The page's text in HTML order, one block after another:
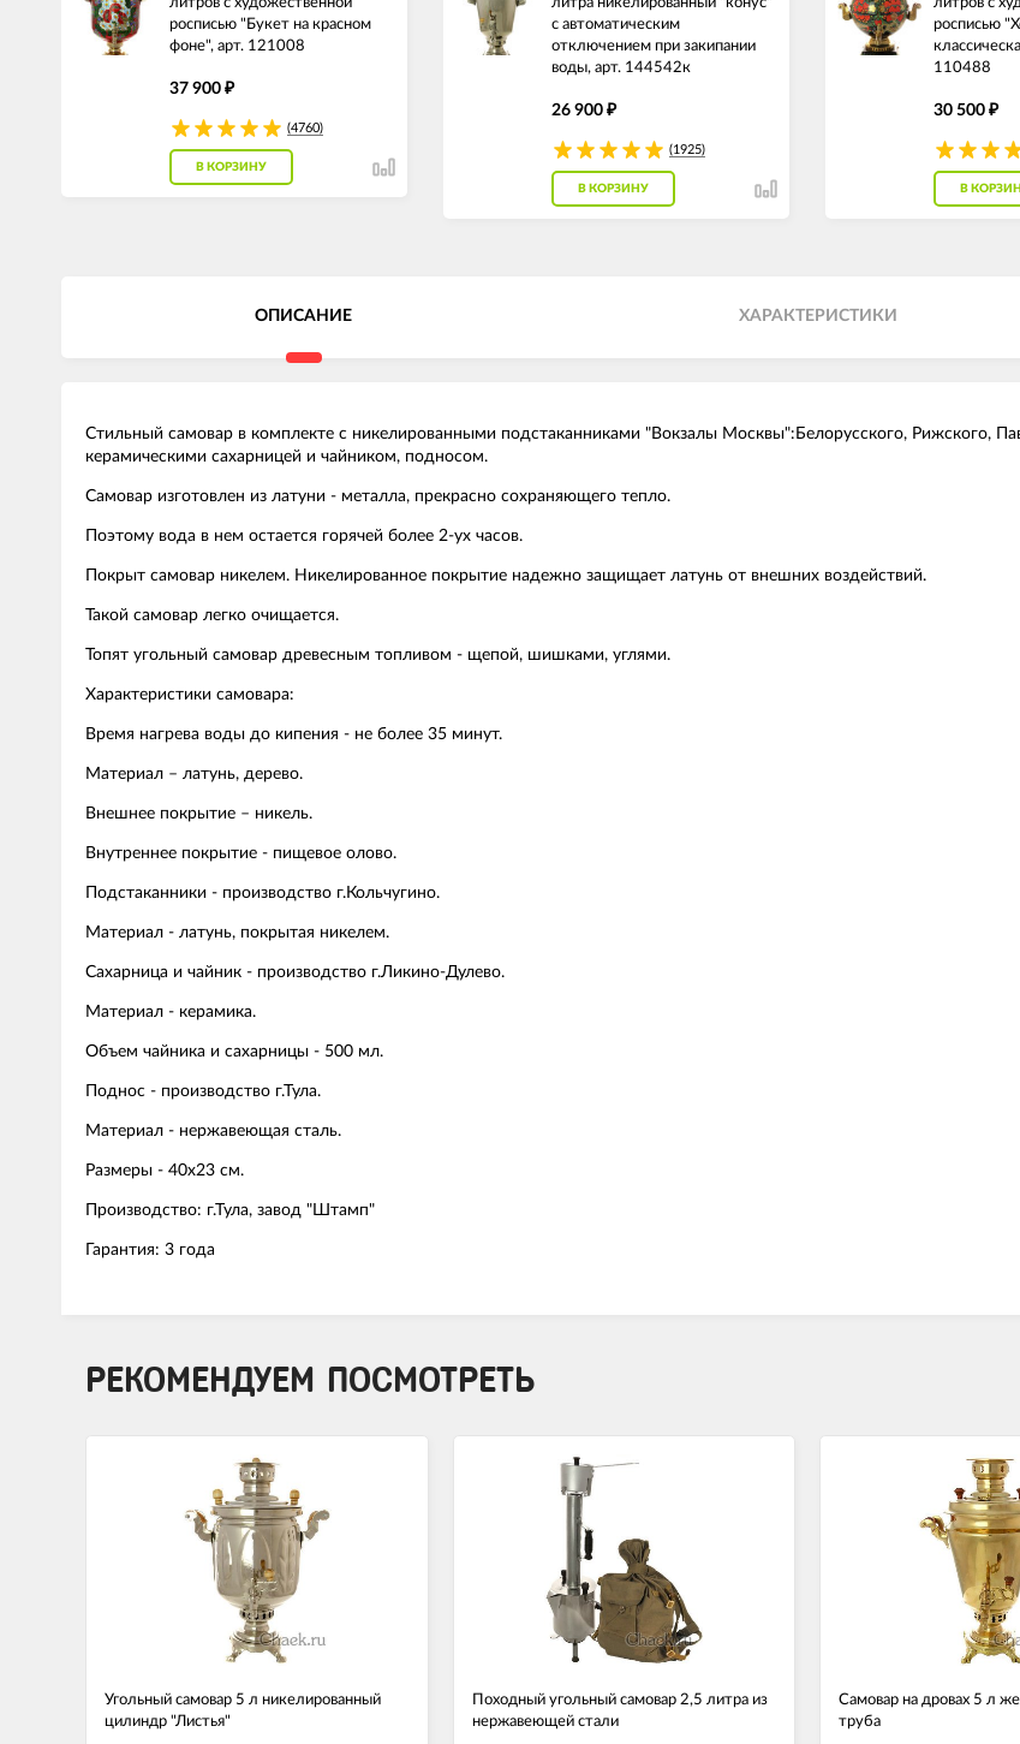
росписью "Букет на красном
фоне", арт. 121008
37 900 ₽
(4760)
В КОРЗИНУ
с автоматическим
отключением при закипании
воды, арт. 144542к
26 900 ₽
(1925)
В КОРЗИНУ
росписью
110488
30 500 ₽
В
ОПИСАНИЕ ХАРАКТЕРИСТИКИ
Стильный самовар в комплекте с никелированными подстаканниками "Вокзалы Москвы":Белорусского, Рижского,
керамическими сахарницей и чайником, подносом.
Самовар изготовлен из латуни - металла, прекрасно сохраняющего тепло.
Поэтому вода в нем остается горячей более 2-ух часов.
Покрыт самовар никелем. Никелированное покрытие надежно защищает латунь от внешних воздействий.
Такой самовар легко очищается.
Топят угольный самовар древесным топливом - щепой, шишками, углями.
Характеристики самовара:
Время нагрева воды до кипения - не более 35 минут.
Материал – латунь, дерево.
Внешнее покрытие – никель.
Внутреннее покрытие - пищевое олово.
Подстаканники - производство г.Кольчугино.
Материал - латунь, покрытая никелем.
Сахарница и чайник - производство г.Ликино-Дулево.
Материал - керамика.
Объем чайника и сахарницы - 500 мл.
Поднос - производство г.Тула.
Материал - нержавеющая сталь.
Размеры - 40х23 см.
Производство: г.Тула, завод "Штамп"
Гарантия: 3 года
РЕКОМЕНДУЕМ ПОСМОТРЕТЬ
Угольный самовар 5 л никелированный
цилиндр "Листья"
Походный угольный самовар 2,5 литра из
нержавеющей стали
Самовар на дровах 5 л
труба